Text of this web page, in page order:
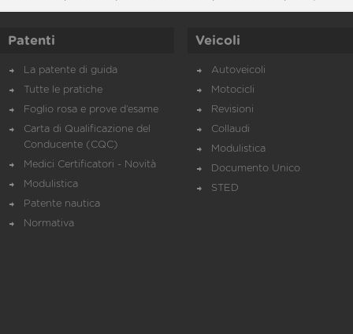
Patenti
La patente di guida
Tutte le pratiche
Foglio rosa e prove d’esame
Carta di Qualificazione del
Conducente (CQC)
Medici Certificatori - Novità
Modulistica
Patente nautica
Normativa
Veicoli
Autoveicoli
Motocicli
Revisioni
Collaudi
Modulistica
Documento Unico
STED